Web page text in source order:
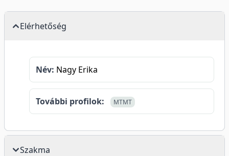
Elérhetőség
Név: Nagy Erika
További profilok: MTMT
Szakma